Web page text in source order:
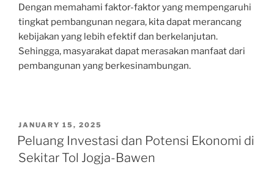
Dengan memahami faktor-faktor yang mempengaruhi
tingkat pembangunan negara, kita dapat merancang
kebijakan yang lebih efektif dan berkelanjutan.
Sehingga, masyarakat dapat merasakan manfaat dari
pembangunan yang berkesinambungan.
POSTED
ON
JANUARY 15, 2025
Peluang Investasi dan Potensi Ekonomi di
Sekitar Tol Jogja-Bawen